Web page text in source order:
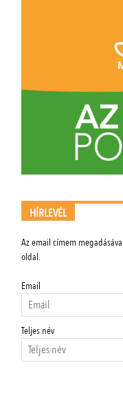
HÍRLEVÉL
Az email címem
oldal.
Email
Teljes név